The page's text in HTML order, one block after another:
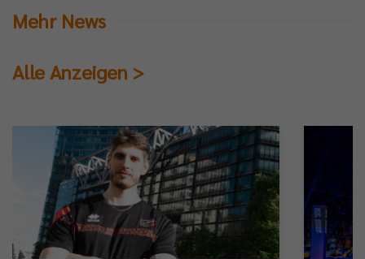
Mehr News
Alle Anzeigen >